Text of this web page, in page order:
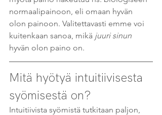
normaalipainoon, eli omaan hyvän
olon painoon. Valitettavasti emme voi
kuitenkaan sanoa, mikä juuri sinun
hyvän olon paino on.
Mitä hyötyä intuitiivisesta
syömisestä on?
Intuitiivista syömistä tutkitaan paljon,